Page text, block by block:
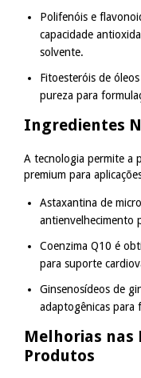
Polifenóis e
capacidade
solvente.
Fitoesteróis de
pureza para
Ingredientes
A tecnologia permite a
premium para
Astaxantina de
antienvelhecimento
Coenzima Q10 é
para suporte
Ginsenosídeos de
adaptogênicas para
Melhorias nas
Produtos